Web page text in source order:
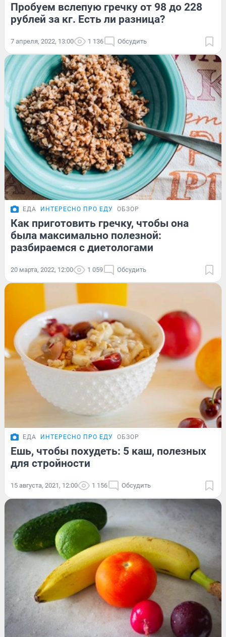
Пробуем вслепую гречку от 98 до 228
рублей за кг. Есть ли разница?
7 апреля, 2022, 13:00 1 136 Обсудить
ЕДА ИНТЕРЕСНО ПРО ЕДУ ОБЗОР
Как приготовить гречку, чтобы она
была максимально полезной:
разбираемся с диетологами
20 марта, 2022, 12:00 1 059 Обсудить
ЕДА ИНТЕРЕСНО ПРО ЕДУ ОБЗОР
Ешь, чтобы похудеть: 5 каш, полезных
для стройности
15 августа, 2021, 12:00 1 156 Обсудить